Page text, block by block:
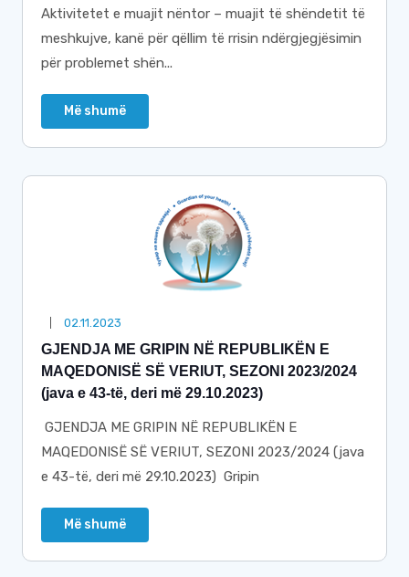
Aktivitetet e muajit nëntor – muajit të shëndetit të
meshkujve, kanë për qëllim të rrisin ndërgjegjësimin
për problemet shën...
Më shumë
02.11.2023
GJENDJA ME GRIPIN NË REPUBLIKËN E
MAQEDONISË SË VERIUT, SEZONI 2023/2024
(java e 43-të, deri më 29.10.2023)
GJENDJA ME GRIPIN NË REPUBLIKËN E
MAQEDONISË SË VERIUT, SEZONI 2023/2024 (java
e 43-të, deri më 29.10.2023) Gripin
Më shumë